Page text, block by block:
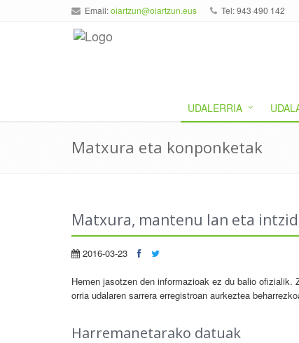
Email:oiartzun@oiartzun.eus Tel: 943 490 142
UDALERRIA
Matxura eta konponketak
Matxura, mantenu lan eta
2016-03-23
Hemen jasotzen den informazioak ez du balio ofizialik.
orria udalaren sarrera erregistroan aurkeztea
Harremanetarako datuak